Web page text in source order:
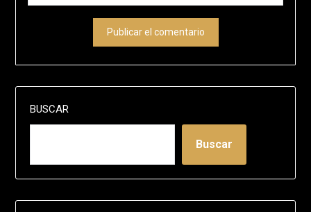
BUSCAR
Buscar